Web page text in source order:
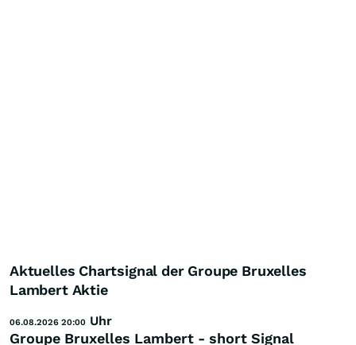
Aktuelles Chartsignal der Groupe Bruxelles
Lambert Aktie
06.08.2026 20:00 Uhr
Groupe Bruxelles Lambert - short Signal